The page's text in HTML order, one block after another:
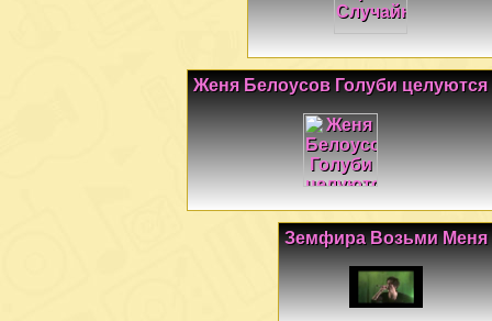
Женя Белоусов Голуби целуются
Земфира Возьми Меня